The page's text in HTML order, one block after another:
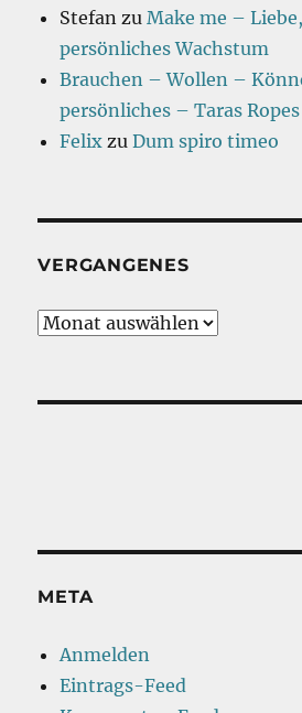
Stefan zuMake me –
persönliches Wachstum
Brauchen – Wollen –
persönliches – Taras Ropes
Felix zuDum spiro timeo
VERGANGENES
Vergangenes
META
Anmelden
Eintrags-Feed